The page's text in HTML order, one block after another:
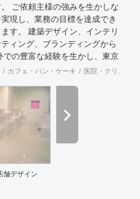
ご依頼主様の強みを生かしな
現し、業務の目標を達成でき
す。 建築デザイン、インテリ
ィング、ブランディングから
の豊富な経験を生かし、東京
可能です。 【受賞歴】 青島
Design Award 2008入選
国際コンペ：mentions受賞
Miami Bienal
築士事務所 東京都知事登
カフェ・パン・ケーキ 医院・クリニック
舗デザイン